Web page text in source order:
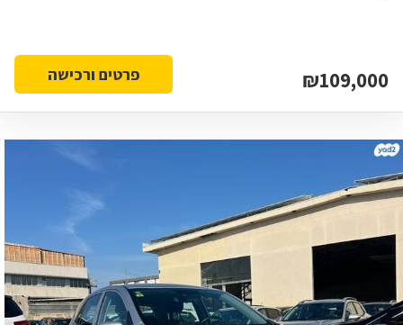
₪109,000 פרטים ורכישה